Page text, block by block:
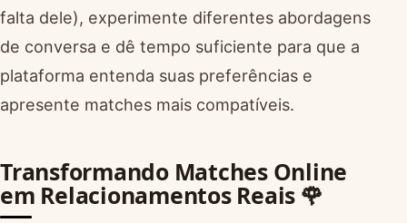
falta dele), experimente diferentes abordagens
de conversa e dê tempo suficiente para que a
plataforma entenda suas preferências e
apresente matches mais compatíveis.
Transformando Matches Online
em Relacionamentos Reais 🌹